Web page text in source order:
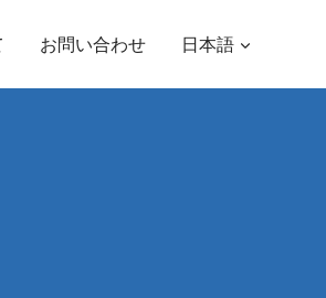
お問い合わせ 日本語